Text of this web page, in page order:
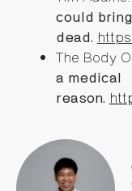
could
dead.
The Body
a medical
reason.